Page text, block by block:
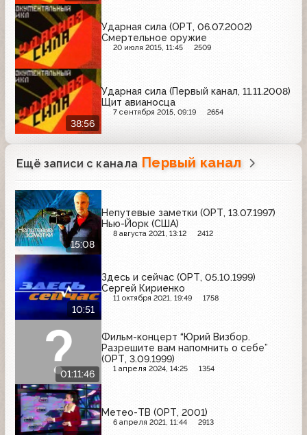
Ударная сила (ОРТ, 06.07.2002)
Смертельное оружие
20 июля 2015, 11:45 2509
38:56
Ударная сила (Первый канал, 11.11.2008)
Щит авианосца
7 сентября 2015, 09:19 2654
Ещё записи с канала Первый канал
15:08
Непутевые заметки (ОРТ, 13.07.1997)
Нью-Йорк (США)
8 августа 2021, 13:12 2412
10:51
Здесь и сейчас (ОРТ, 05.10.1999)
Сергей Кириенко
11 октября 2021, 19:49 1758
01:11:46
Фильм-концерт “Юрий Визбор.
Разрешите вам напомнить о себе”
(ОРТ, 3.09.1999)
1 апреля 2024, 14:25 1354
Метео-ТВ (ОРТ, 2001)
6 апреля 2021, 11:44 2913